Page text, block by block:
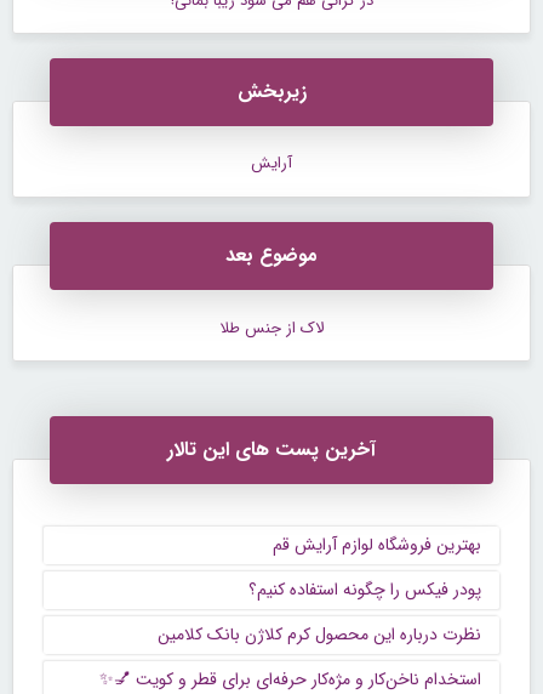
زیربخش
آرایش
موضوع بعد
لاک از جنس طلا
آخرین پست های این تالار
بهترین فروشگاه لوازم آرایش قم
پودر فیکس را چگونه استفاده کنیم؟
نظرت درباره این محصول کرم کلاژن بانک کلامین
استخدام ناخن‌کار و مژه‌کار حرفه‌ای برای قطر و کویت 💅✨